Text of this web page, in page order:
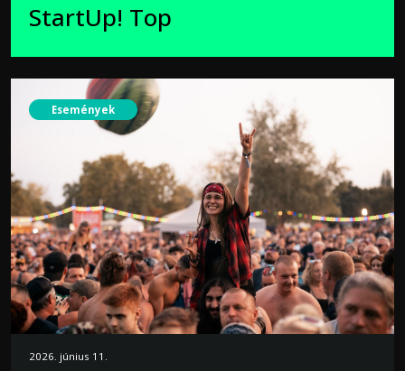
StartUp! Top
Események
2026. június 11.